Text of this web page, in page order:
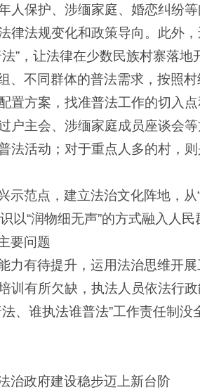
人保护、涉缅家庭、婚恋纠纷
律法规变化和政策导向。此外
”，让法律在少数民族村寨落地
、不同群体的普法需求，按照
置方案，找准普法工作的切入
户主会、涉缅家庭成员座谈会
法活动；对于重点人多的村，
范点，建立法治文化阵地，从
以“润物细无声”的方式融入人民
要问题
力有待提升，运用法治思维开
训有所欠缺，执法人员依法行政
、谁执法谁普法”工作责任制
治政府建设稳步迈上新台阶